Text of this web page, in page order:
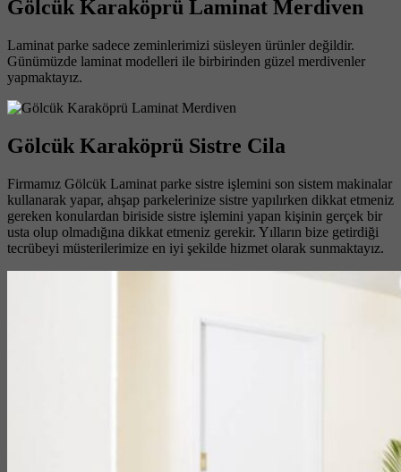
Gölcük Karaköprü Laminat Merdiven
Laminat parke sadece zeminlerimizi süsleyen ürünler değildir.
Günümüzde laminat modelleri ile birbirinden güzel merdivenler
yapmaktayız.
Gölcük Karaköprü Sistre Cila
Firmamız Gölcük Laminat parke sistre işlemini son sistem makinalar
kullanarak yapar, ahşap parkelerinize sistre yapılırken dikkat etmeniz
gereken konulardan biriside sistre işlemini yapan kişinin gerçek bir
usta olup olmadığına dikkat etmeniz gerekir. Yılların bize getirdiği
tecrübeyi müsterilerimize en iyi şekilde hizmet olarak sunmaktayız.